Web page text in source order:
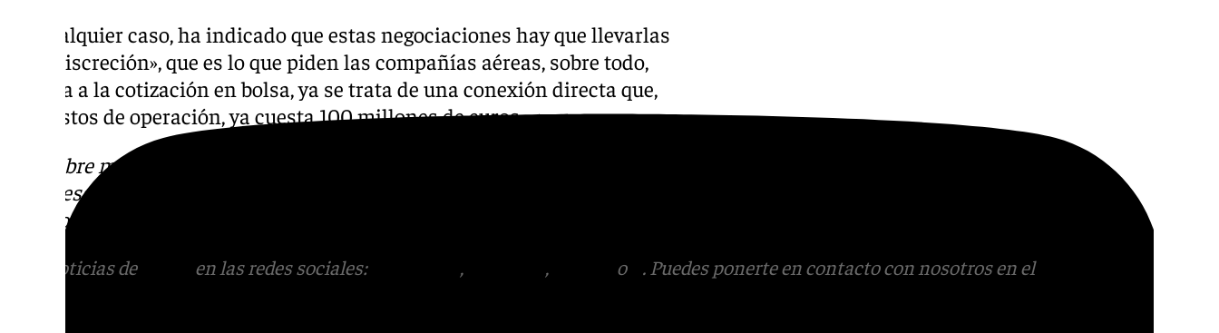
En cualquier caso, ha indicado que estas negociaciones hay que llevarlas
con «discreción», que es lo que piden las compañías aéreas, sobre todo,
de cara a la cotización en bolsa, ya se trata de una conexión directa que,
sin gastos de operación, ya cuesta 100 millones de euros.
Descubre más noticias de 101Tv en las redes
sociales:Instagram
con nosotros en el correo
Más noticias de en las redes sociales: , , o
. Puedes ponerte en contacto con nosotros en el